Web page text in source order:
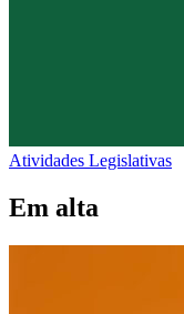
Atividades Legislativas
Em alta